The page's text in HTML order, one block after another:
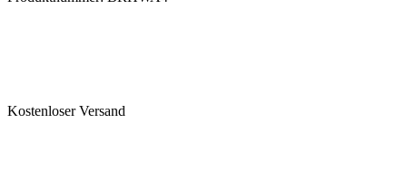
Kostenloser Versand